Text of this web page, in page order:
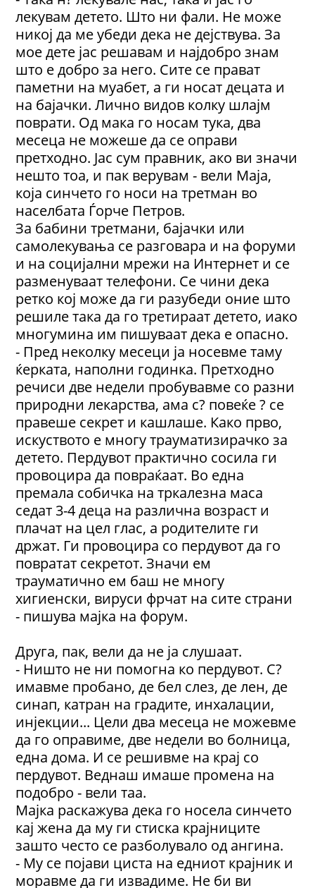
лекувам детето. Што ни фали. Не може
никој да ме убеди дека не дејствува. За
мое дете јас решавам и најдобро знам
што е добро за него. Сите се прават
паметни на муабет, а ги носат децата и
на бајачки. Лично видов колку шлајм
поврати. Од мака го носам тука, два
месеца не можеше да се оправи
претходно. Јас сум правник, ако ви значи
нешто тоа, и пак верувам - вели Маја,
која синчето го носи на третман во
населбата Ѓорче Петров.
За бабини третмани, бајачки или
самолекувања се разговара и на форуми
и на социјални мрежи на Интернет и се
разменуваат телефони. Се чини дека
ретко кој може да ги разубеди оние што
решиле така да го третираат детето, иако
многумина им пишуваат дека е опасно.
- Пред неколку месеци ја носевме таму
ќерката, наполни годинка. Претходно
речиси две недели пробувавме со разни
природни лекарства, ама с? повеќе ? се
правеше секрет и кашлаше. Како прво,
искуството е многу трауматизирачко за
детето. Пердувот практично сосила ги
провоцира да повраќаат. Во една
премала собичка на тркалезна маса
седат 3-4 деца на различна возраст и
плачат на цел глас, а родителите ги
држат. Ги провоцира со пердувот да го
повратат секретот. Значи ем
трауматично ем баш не многу
хигиенски, вируси фрчат на сите страни
- пишува мајка на форум.
Друга, пак, вели да не ја слушаат.
- Ништо не ни помогна ко пердувот. С?
имавме пробано, де бел слез, де лен, де
синап, катран на градите, инхалации,
инјекции... Цели два месеца не можевме
да го оправиме, две недели во болница,
една дома. И се решивме на крај со
пердувот. Веднаш имаше промена на
подобро - вели таа.
Мајка раскажува дека го носела синчето
кај жена да му ги стиска крајниците
зашто често се разболувало од ангина.
- Му се појави циста на едниот крајник и
моравме да ги извадиме. Не би ви